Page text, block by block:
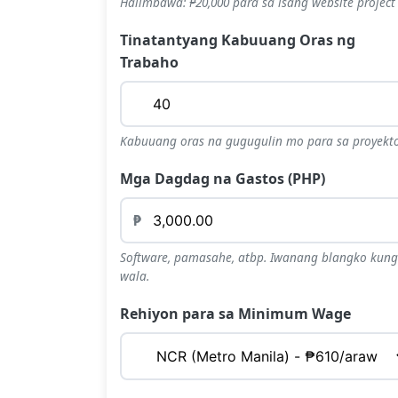
Tinatantyang Kabuuang Oras ng
Trabaho
Kabuuang oras na gugugulin mo para sa
Mga Dagdag na Gastos (PHP)
₱
Software, pamasahe, atbp. Iwanang blangko kung
wala.
Rehiyon para sa Minimum Wage